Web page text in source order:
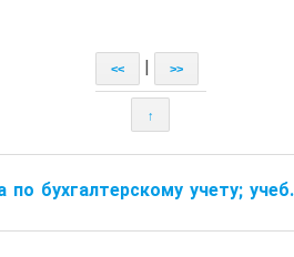
<< >>
↑
по бухгалтерскому учету;